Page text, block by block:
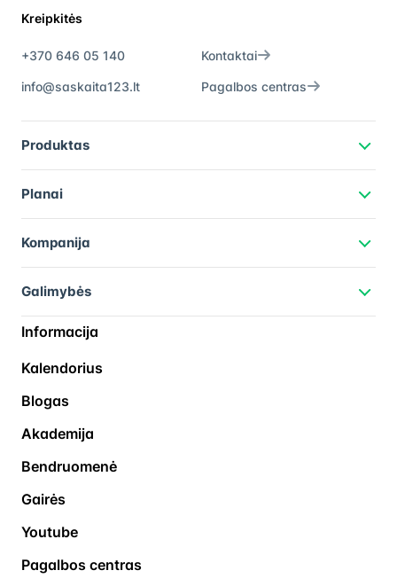
Kreipkitės
+370 646 05 140
info@saskaita123.lt
Kontaktai
Pagalbos centras
Produktas
Planai
Kompanija
Galimybės
Informacija
Kalendorius
Blogas
Akademija
Bendruomenė
Gairės
Youtube
Pagalbos centras